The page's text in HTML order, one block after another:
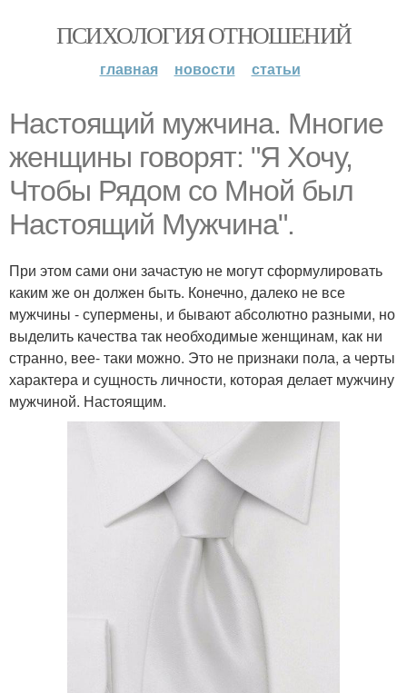
ПСИХОЛОГИЯ ОТНОШЕНИЙ
главная новости статьи
Настоящий мужчина. Многие
женщины говорят: "Я Хочу,
Чтобы Рядом со Мной был
Настоящий Мужчина".
При этом сами они зачастую не могут сформулировать
каким же он должен быть. Конечно, далеко не все
мужчины - супермены, и бывают абсолютно разными, но
выделить качества так необходимые женщинам, как ни
странно, вее- таки можно. Это не признаки пола, а черты
характера и сущность личности, которая делает мужчину
мужчиной. Настоящим.